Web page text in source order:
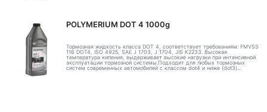
POLYMERIUM DOT 4 1000g
Тормозная жидкость класса DOT 4, соответствует требованиям: FMVSS
116 DOT4, ISO 4925, SAE J 1703, J 1704, JIS K2233. Высокая
температура кипения, выдерживает высокие нагрузки при интенсивной
эксплуатации тормозной системы.Подходит для любых тормозных
систем современных автомобилей с классом dot4 и ниже (dot3)...